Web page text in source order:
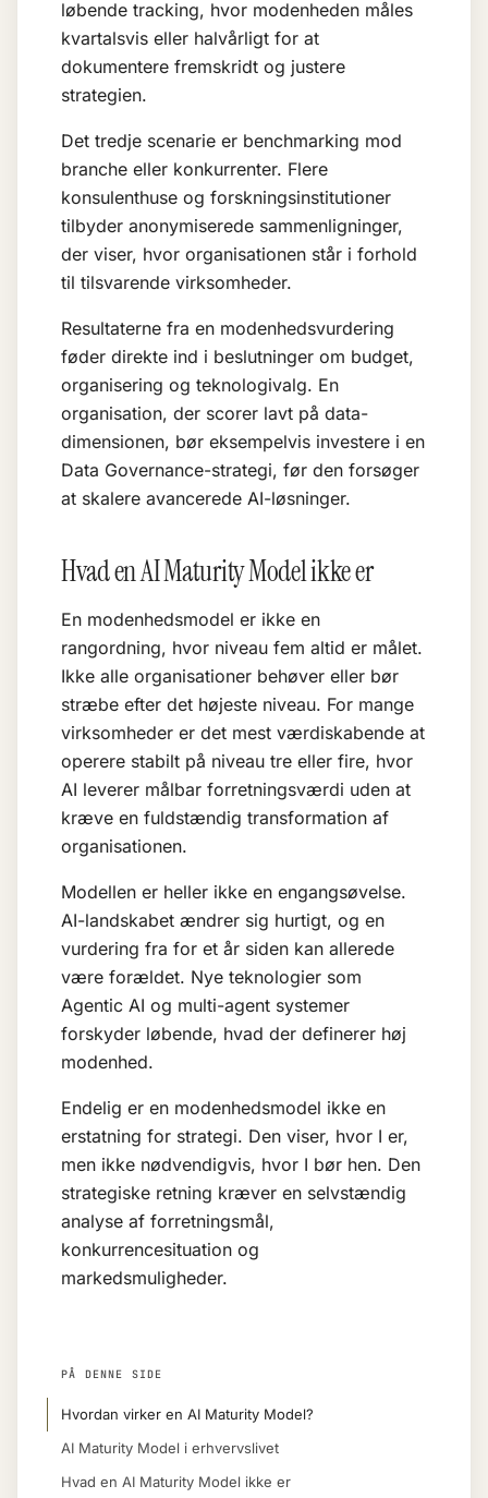
løbende tracking, hvor modenheden måles
kvartalsvis eller halvårligt for at
dokumentere fremskridt og justere
strategien.
Det tredje scenarie er benchmarking mod
branche eller konkurrenter. Flere
konsulenthuse og forskningsinstitutioner
tilbyder anonymiserede sammenligninger,
der viser, hvor organisationen står i forhold
til tilsvarende virksomheder.
Resultaterne fra en modenhedsvurdering
føder direkte ind i beslutninger om budget,
organisering og teknologivalg. En
organisation, der scorer lavt på data-
dimensionen, bør eksempelvis investere i en
Data Governance-strategi, før den forsøger
at skalere avancerede AI-løsninger.
Hvad en AI Maturity Model ikke er
En modenhedsmodel er ikke en
rangordning, hvor niveau fem altid er målet.
Ikke alle organisationer behøver eller bør
stræbe efter det højeste niveau. For mange
virksomheder er det mest værdiskabende at
operere stabilt på niveau tre eller fire, hvor
AI leverer målbar forretningsværdi uden at
kræve en fuldstændig transformation af
organisationen.
Modellen er heller ikke en engangsøvelse.
AI-landskabet ændrer sig hurtigt, og en
vurdering fra for et år siden kan allerede
være forældet. Nye teknologier som
Agentic AI og multi-agent systemer
forskyder løbende, hvad der definerer høj
modenhed.
Endelig er en modenhedsmodel ikke en
erstatning for strategi. Den viser, hvor I er,
men ikke nødvendigvis, hvor I bør hen. Den
strategiske retning kræver en selvstændig
analyse af forretningsmål,
konkurrencesituation og
markedsmuligheder.
PÅ DENNE SIDE
Hvordan virker en AI Maturity Model?
AI Maturity Model i erhvervslivet
Hvad en AI Maturity Model ikke er